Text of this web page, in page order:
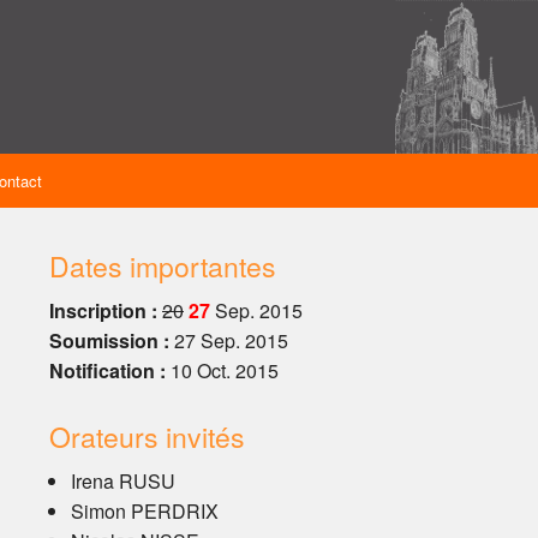
Dates importantes
Inscription : 2027Sep. 2015
Soumission : 27 Sep. 2015
Notification : 10 Oct. 2015
Orateurs invités
Irena RUSU
Simon PERDRIX